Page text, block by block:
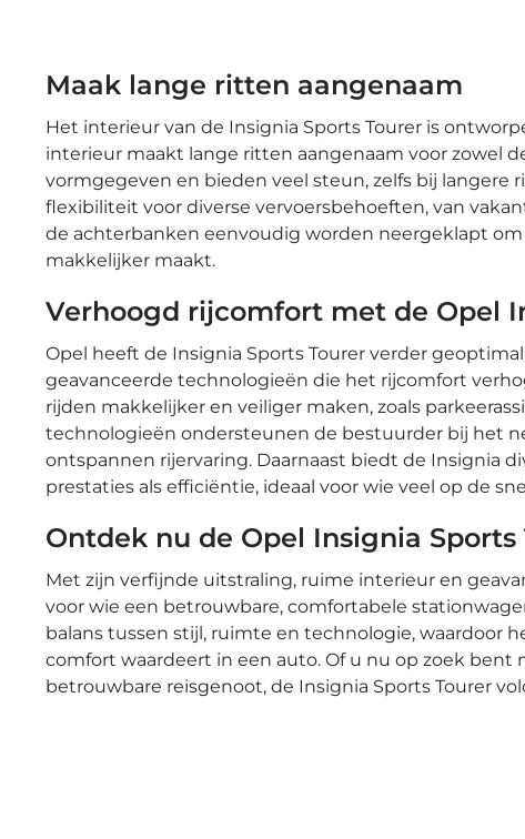
Maak lange ritten aangenaam
Het interieur van de Insignia Sports Tourer is
interieur maakt lange ritten aangenaam voor zowel
vormgegeven en bieden veel steun, zelfs bij
flexibiliteit voor diverse vervoersbehoeften, van
de achterbanken eenvoudig worden neergeklapt
makkelijker maakt.
Verhoogd rijcomfort met de Opel
Opel heeft de Insignia Sports Tourer verder
geavanceerde technologieën die het rijcomfort
rijden makkelijker en veiliger maken, zoals
technologieën ondersteunen de bestuurder bij het
ontspannen rijervaring. Daarnaast biedt de Insignia
prestaties als efficiëntie, ideaal voor wie veel op de
Ontdek nu de Opel Insignia Sports
Met zijn verfijnde uitstraling, ruime interieur en
voor wie een betrouwbare, comfortabele
balans tussen stijl, ruimte en technologie, waardoor
comfort waardeert in een auto. Of u nu op zoek bent
betrouwbare reisgenoot, de Insignia Sports Tourer